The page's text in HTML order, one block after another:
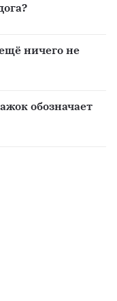
ничего не
обозначает